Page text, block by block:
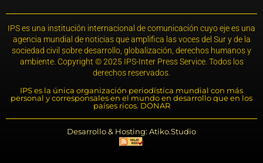
IPS es una institución internacional de comunicación cuyo eje es una
agencia mundial de noticias que amplifica las voces del Sur y de la
sociedad civil sobre desarrollo, globalización, derechos humanos y
ambiente. Copyright © 2025 IPS-Inter Press Service. Todos los
derechos reservados.
IPS es la única organización periodística mundial con más
personal y corresponsales en el mundo en desarrollo que en los
países ricos. DONAR
Desarrollo & Hosting: Atiko.Studio